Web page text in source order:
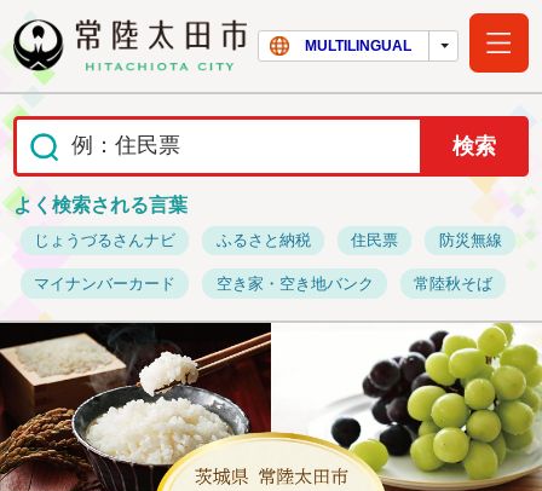
常陸太田市ホー
MULTILINGUAL
よく検索される言葉
じょうづるさんナビ ふるさと納税 住民票 防災無線
マイナンバーカード 空き家・空き地バンク 常陸秋そば